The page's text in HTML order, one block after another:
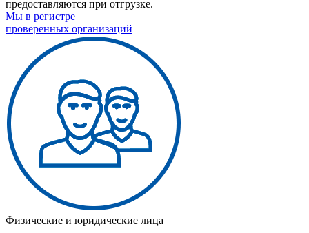
предоставляются при отгрузке.
Мы в регистре
проверенных организаций
Физические и юридические лица